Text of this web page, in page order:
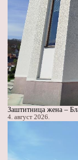
Заштитница жена –
4. август 2026.